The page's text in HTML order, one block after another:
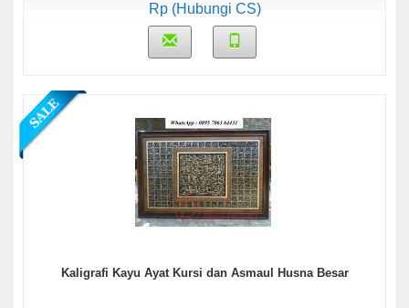
Rp (Hubungi CS)
Kaligrafi Kayu Ayat Kursi dan Asmaul Husna Besar